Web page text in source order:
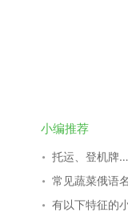
小编推荐
托运、登机牌
常见蔬菜俄语
有以下特征的